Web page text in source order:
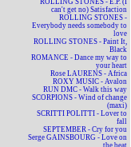
ROLLING STONES - E.P. (I
can't get no) Satisfaction
ROLLING STONES -
Everybody needs somebody to
love
ROLLING STONES - Paint It,
Black
ROMANCE - Dance my way to
your heart
Rose LAURENS - Africa
ROXY MUSIC - Avalon
RUN DMC - Walk this way
SCORPIONS - Wind of change
(maxi)
SCRITTI POLITTI - Lover to
fall
SEPTEMBER - Cry for you
Serge GAINSBOURG - Love on
the beat